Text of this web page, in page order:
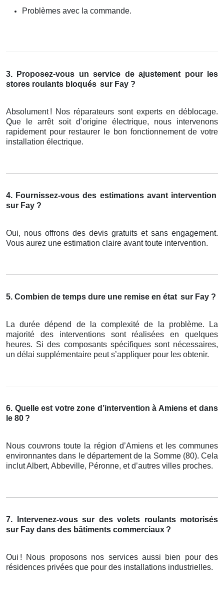
Problèmes avec la commande.
3. Proposez-vous un service de ajustement pour les
stores roulants bloqués sur Fay ?
Absolument ! Nos réparateurs sont experts en déblocage.
Que le arrêt soit d’origine é lectrique, nous intervenons
rapidement pour restaurer le bon fonctionnement de votre
installation é lectrique.
4. Fournissez-vous des estimations avant intervention
sur Fay ?
Oui, nous offrons des devis gratuits et sans engagement.
Vous aurez une estimation claire avant toute intervention.
5. Combien de temps dure une remise en état sur Fay ?
La durée dépend de la complexité de la problème. La
majorité des interventions sont réalisées en quelques
heures. Si des composants spécifiques sont nécessaires,
un délai supplémentaire peut s’appliquer pour les obtenir.
6. Quelle est votre zone d’intervention à Amiens et dans
le 80 ?
Nous couvrons toute la région d’Amiens et les communes
environnantes dans le département de la Somme (80). Cela
inclut Albert, Abbeville, Péronne, et d’autres villes proches.
7. Intervenez-vous sur des volets roulants motorisés
sur Fay dans des bâtiments commerciaux ?
Oui ! Nous proposons nos services aussi bien pour des
résidences privées que pour des installations industrielles.